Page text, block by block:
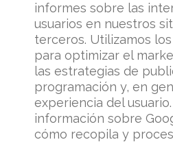
informes sobre las
usuarios en nuestros
terceros. Utilizamos
para optimizar el
las estrategias de
programación y, en
experiencia del
información sobre
cómo recopila y